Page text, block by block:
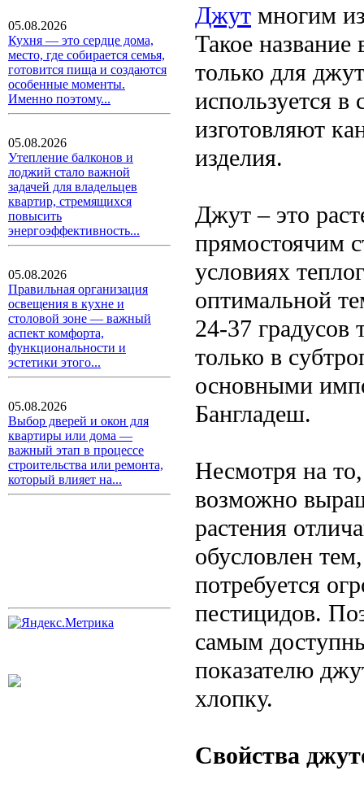
05.08.2026
Кухня — это сердце дома,
место, где собирается семья,
готовится пища и создаются
особенные моменты.
Именно поэтому...
05.08.2026
Утепление балконов и
лоджий стало важной
задачей для владельцев
квартир, стремящихся
повысить
энергоэффективность...
05.08.2026
Правильная организация
освещения в кухне и
столовой зоне — важный
аспект комфорта,
функциональности и
эстетики этого...
05.08.2026
Выбор дверей и окон для
квартиры или дома —
важный этап в процессе
строительства или ремонта,
который влияет на...
Джут многим
Такое название
только для
используется
изготовляют
изделия.
Джут – это
прямостоячим
условиях
оптимальной
24-37 градусов
только в
основными
Бангладеш.
Несмотря на
возможно
растения
обусловлен
потребуется
пестицидов.
самым
показателю
хлопку.
Свойства